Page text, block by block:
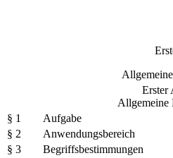
Erster
Allgemeine
§ 1
Aufgabe
§ 2
Anwendungsbereich
§ 3
Begriffsbestimmungen